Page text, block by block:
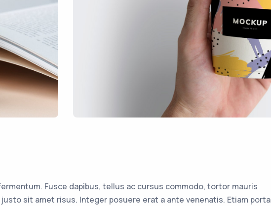
Fusce dapibus, tellus ac cursus commodo, tortor mauris
sit amet risus. Integer posuere erat a ante venenatis. Etiam porta